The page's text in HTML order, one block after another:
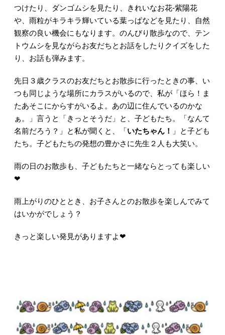
つけたり、ダンゴムシを見たり、きれいなお花‐紫陽花
や、雨粒がキラキラ輝いている葉っぱなどを見たり、自然
観察の良い機会にもなります。のんびり散歩なので、テン
トウムシを見ながらお友だちとお話をしたりクイズをした
り、お話も弾みます。
先日３歳クラスのお友だちとお散歩に行ったときの事、い
つも同じような場所にカラスがいるので、私が「ほら！ま
たあそこにからすがいるよ。あの辺に住んでいるのかな
ぁ。」言うと「きっとそうだ」と、子どもたち。「なんて
名前だろう？」と私が聞くと、「いたちゃん！
」と子ども
たち。子どもたちの発想の豊かさに先生２人も大笑い。
雨の日のお散歩も、子どもたちと一緒ならとっても楽しい
❤
雨上がりのひととき、お子さんとのお散歩を楽しんでみて
はいかがでしょう？
きっと楽しい発見がありますよ❤